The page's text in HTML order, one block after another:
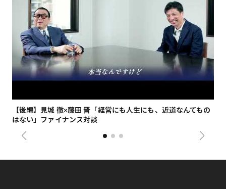
【後編】見城 徹×藤田 晋「経営にも人生にも、近道なんてもの
はない」ファイナンス対談